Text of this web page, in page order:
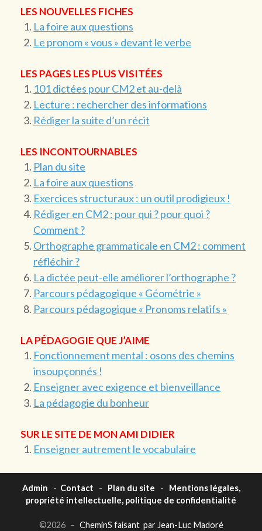
LES NOUVELLES FICHES
La foire aux questions
Le pronom « vous » devant le verbe
LES PAGES LES PLUS VISITÉES
101 dictées pour CM2 et au-delà
Lecture : rechercher des informations
Rédiger la suite d’un récit
LES INCONTOURNABLES
Plan du site
La foire aux questions
Exercices structuraux : un outil prodigieux !
Rédiger en CM2 : pour qui ? pour quoi ?
Comment ?
Orthographe grammaticale en CM2 : comment
réfléchir ?
La dictée peut-elle améliorer l’orthographe ?
Parcours pédagogique « Géométrie »
Parcours pédagogique « Pronoms relatifs »
LA PÉDAGOGIE QUE J’AIME
Fonctionnement mental : osons des chemins
insoupçonnés !
Enseigner avec exigence et bienveillance
La pédagogie du bonheur
SUR LE SITE DE MON AMI DIDIER
Enseigner autrement le vocabulaire
Admin - Contact - Plan du site -
Mentions légales,
propriété intellectuelle, politique de confidentialité
©2026 - CheminS faisant par Jean-Luc Madoré